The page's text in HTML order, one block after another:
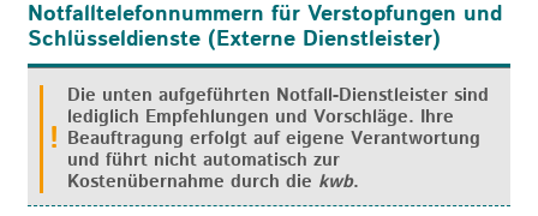
Notfalltelefonnummern für Verstopfungen und
Schlüsseldienste (Externe Dienstleister)
Die unten aufgeführten Notfall-Dienstleister sind
lediglich Empfehlungen und Vorschläge. Ihre
Beauftragung erfolgt auf eigene Verantwortung
und führt nicht automatisch zur
Kostenübernahme durch die kwb.